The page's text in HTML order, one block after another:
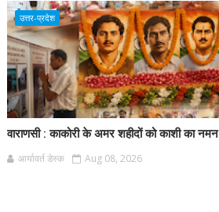
उत्तर-प्रदेश
वाराणसी : काकोरी के अमर शहीदों को काशी का नमन
आर्यावर्त डेस्क Aug 08, 2026